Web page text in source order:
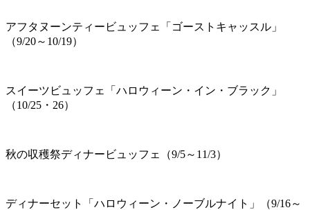
アフタヌーンティービュッフェ「ゴーストキャッスル」
（9/20～10/19）
スイーツビュッフェ「ハロウィーン・イン・ブラック」
（10/25・26）
秋の収穫祭ディナービュッフェ（9/5～11/3）
ディナーセット「ハロウィーン・ノーブルナイト」（9/16～